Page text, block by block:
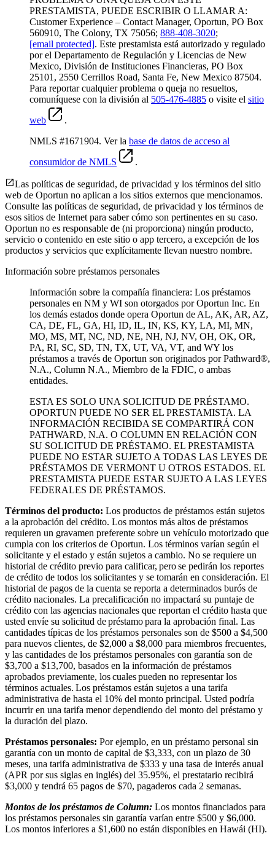
PRESTAMISTA, PUEDE ESCRIBIR O LLAMAR A:
Customer Experience – Contact Manager, Oportun, PO Box
560910, The Colony, TX 75056; 888-408-3020;
[email protected]. Este prestamista está autorizado y regulado
por el Departamento de Regulación y Licencias de New
Mexico, División de Instituciones Financieras, PO Box
25101, 2550 Cerrillos Road, Santa Fe, New Mexico 87504.
Para reportar cualquier problema o queja no resueltos,
comuníquese con la división al 505-476-4885 o visite el sitio
web
.
NMLS #1671904. Ver la base de datos de acceso al
consumidor de NMLS
.
Las políticas de seguridad, de privacidad y los términos del sitio
web de Oportun no aplican a los sitios externos que mencionamos.
Consulte las políticas de seguridad, de privacidad y los términos de
esos sitios de Internet para saber cómo son pertinentes en su caso.
Oportun no es responsable de (ni proporciona) ningún producto,
servicio o contenido en este sitio o app tercero, a excepción de los
productos y servicios que explícitamente llevan nuestro nombre.
Información sobre préstamos personales
Información sobre la compañía financiera: Los préstamos
personales en NM y WI son otorgados por Oportun Inc. En
los demás estados donde opera Oportun de AL, AK, AR, AZ,
CA, DE, FL, GA, HI, ID, IL, IN, KS, KY, LA, MI, MN,
MO, MS, MT, NC, ND, NE, NH, NJ, NV, OH, OK, OR,
PA, RI, SC, SD, TN, TX, UT, VA, VT, and WY los
préstamos a través de Oportun son originados por Pathward®,
N.A., Column N.A., Miembro de la FDIC, o ambas
entidades.
ESTA ES SOLO UNA SOLICITUD DE PRÉSTAMO.
OPORTUN PUEDE NO SER EL PRESTAMISTA. LA
INFORMACIÓN RECIBIDA SE COMPARTIRÁ CON
PATHWARD, N.A. O COLUMN EN RELACIÓN CON
SU SOLICITUD DE PRÉSTAMO. EL PRESTAMISTA
PUEDE NO ESTAR SUJETO A TODAS LAS LEYES DE
PRÉSTAMOS DE VERMONT U OTROS ESTADOS. EL
PRESTAMISTA PUEDE ESTAR SUJETO A LAS LEYES
FEDERALES DE PRÉSTAMOS.
Términos del producto: Los productos de préstamos están sujetos
a la aprobación del crédito. Los montos más altos de préstamos
requieren un gravamen preferente sobre un vehículo motorizado que
cumpla con los criterios de Oportun. Los términos varían según el
solicitante y el estado y están sujetos a cambio. No se requiere un
historial de crédito previo para calificar, pero se pedirán los reportes
de crédito de todos los solicitantes y se tomarán en consideración. El
historial de pagos de la cuenta se reporta a determinados burós de
crédito nacionales. La precalificación no impactará su puntaje de
crédito con las agencias nacionales que reportan el crédito hasta que
usted envíe su solicitud de préstamo para la aprobación final. Las
cantidades típicas de los préstamos personales son de $500 a $4,500
para nuevos clientes, de $2,000 a $8,000 para miembros frecuentes,
y las cantidades de los préstamos personales con garantía son de
$3,700 a $13,700, basados en la información de préstamos
aprobados previamente, los cuales pueden no representar los
términos actuales. Los préstamos están sujetos a una tarifa
administrativa de hasta el 10% del monto principal. Usted podría
incurrir en una tarifa menor dependiendo del monto del préstamo y
la duración del plazo.
Préstamos personales: Por ejemplo, en un préstamo personal sin
garantía con un monto de capital de $3,333, con un plazo de 30
meses, una tarifa administrativa de $333 y una tasa de interés anual
(APR por sus siglas en inglés) del 35.95%, el prestatario recibirá
$3,000 y tendrá 65 pagos de $70, pagaderos cada 2 semanas.
Montos de los préstamos de Column: Los montos financiados para
los préstamos personales sin garantía varían entre $500 y $6,000.
Los montos inferiores a $1,600 no están disponibles en Hawái (HI).